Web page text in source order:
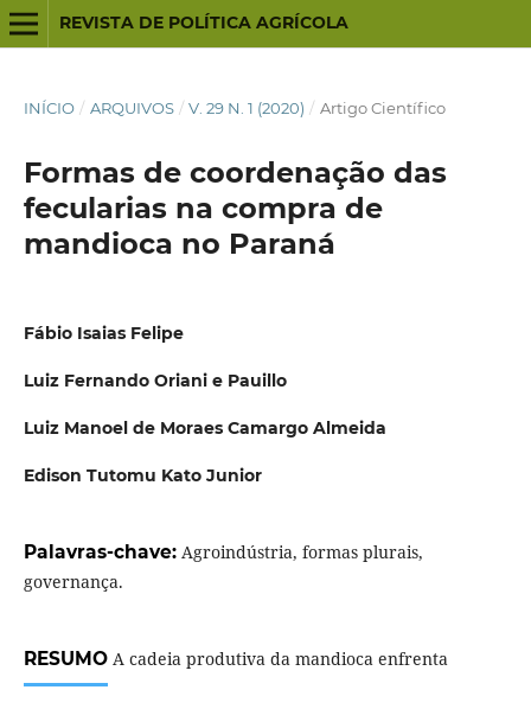
REVISTA DE POLÍTICA AGRÍCOLA
INÍCIO / ARQUIVOS / V. 29 N. 1 (2020) / Artigo Científico
Formas de coordenação das
fecularias na compra de
mandioca no Paraná
Fábio Isaias Felipe
Luiz Fernando Oriani e Pauillo
Luiz Manoel de Moraes Camargo Almeida
Edison Tutomu Kato Junior
Palavras-chave: Agroindústria, formas plurais,
governança.
RESUMOA cadeia produtiva da mandioca enfrenta